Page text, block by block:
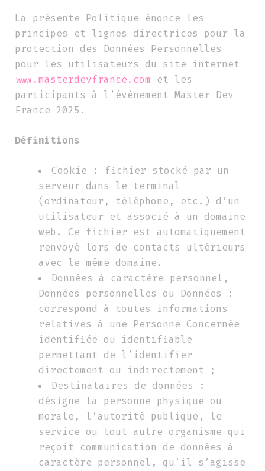
La présente Politique énonce les
principes et lignes directrices pour la
protection des Données Personnelles
pour les utilisateurs du site internet
www.masterdevfrance.com et les
participants à l’évènement Master Dev
France 2025.
Définitions
Cookie : fichier stocké par un
serveur dans le terminal
(ordinateur, téléphone, etc.) d’un
utilisateur et associé à un domaine
web. Ce fichier est automatiquement
renvoyé lors de contacts ultérieurs
avec le même domaine.
Données à caractère personnel,
Données personnelles ou Données :
correspond à toutes informations
relatives à une Personne Concernée
identifiée ou identifiable
permettant de l’identifier
directement ou indirectement ;
Destinataires de données :
désigne la personne physique ou
morale, l’autorité publique, le
service ou tout autre organisme qui
reçoit communication de données à
caractère personnel, qu’il s’agisse